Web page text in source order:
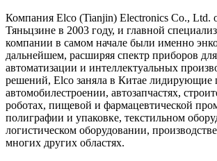
Компания Elco (Tianjin) Electronics Co., Ltd.
Тяньцзине в 2003 году, и главной
компании в самом начале были именно
дальнейшем, расширяя спектр приборов
автоматизации и интеллектуальных
решений, Elco заняла в Китае лидирующие
автомобилестроении, автозапчастях,
роботах, пищевой и фармацевтической
полиграфии и упаковке, текстильном
логистическом оборудовании,
многих других областях.